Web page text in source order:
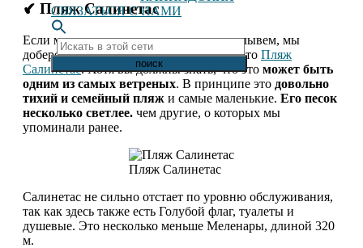
СВЯЗАТЬСЯ С НАМИ
Искать
в
этой
сети
✔ Пляж Салинетас
Если мы продолжим прогулку или поплывем, мы
доберемся до другого пляжа в Тельде. Это Пляж
Салинетас. Хотя вы должны знать, что это может быть
одним из самых ветреных. В принципе это довольно
тихий и семейный пляж и самые маленькие. Его песок
несколько светлее. чем другие, о которых мы
упоминали ранее.
Пляж Салинетас
Салинетас не сильно отстает по уровню обслуживания,
так как здесь также есть Голубой флаг, туалеты и
душевые. Это несколько меньше Меленары, длиной 320
м.